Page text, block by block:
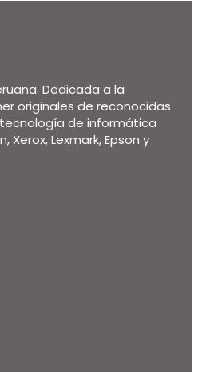
Dedicada a la
originales de reconocidas
de informática
Xerox, Lexmark, Epson y